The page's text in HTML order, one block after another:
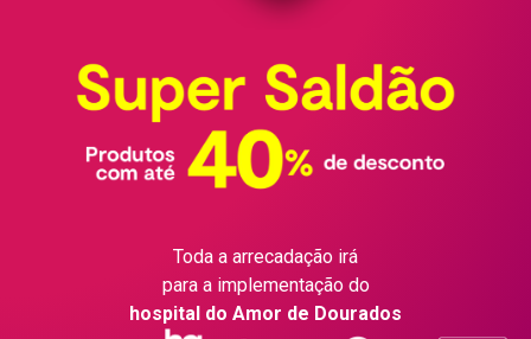
Toda a arrecadação irá
para a implementação do
hospital do Amor de Dourados